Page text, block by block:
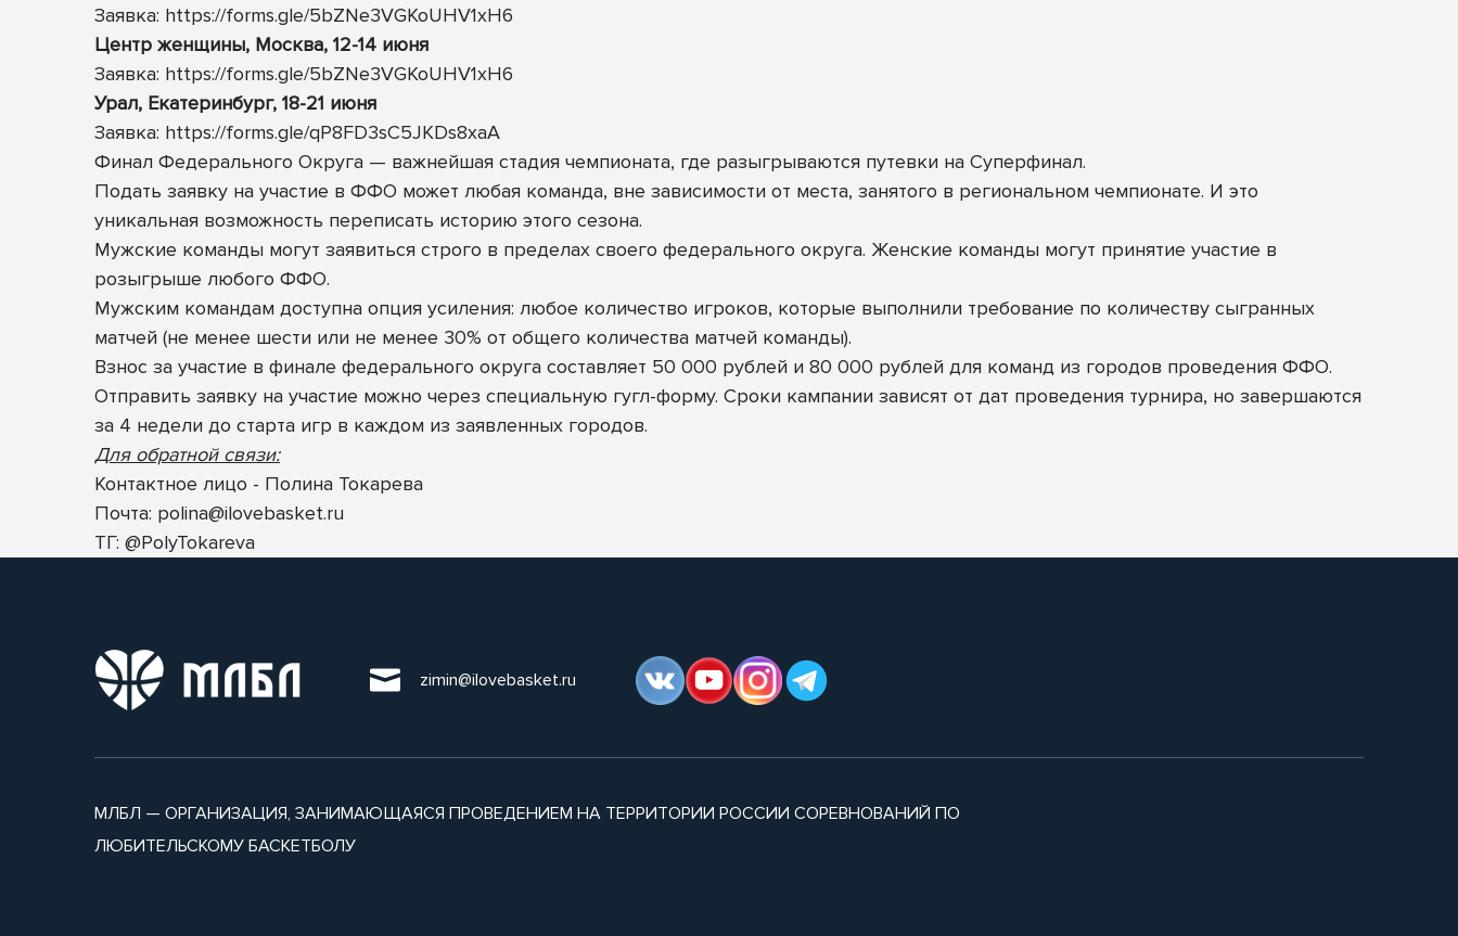
Заявка: https://forms.gle/5bZNe3VGKoUHV1xH6
Центр женщины, Москва, 12-14 июня
Заявка: https://forms.gle/5bZNe3VGKoUHV1xH6
Урал, Екатеринбург, 18-21 июня
Заявка: https://forms.gle/qP8FD3sC5JKDs8xaA
Финал Федерального Округа — важнейшая стадия чемпионата, где разыгрываются путевки на Суперфинал.
Подать заявку на участие в ФФО может любая команда, вне зависимости от места, занятого в региональном чемпионате. И это
уникальная возможность переписать историю этого сезона.
Мужские команды могут заявиться строго в пределах своего федерального округа. Женские команды могут принятие участие в
розыгрыше любого ФФО.
Мужским командам доступна опция усиления: любое количество игроков, которые выполнили требование по количеству сыгранных
матчей (не менее шести или не менее 30% от общего количества матчей команды).
Взнос за участие в финале федерального округа составляет 50 000 рублей и 80 000 рублей для команд из городов проведения ФФО.
Отправить заявку на участие можно через специальную гугл-форму. Сроки кампании зависят от дат проведения турнира, но завершаются
за 4 недели до старта игр в каждом из заявленных городов.
Для обратной связи:
Контактное лицо - Полина Токарева
Почта: polina@ilovebasket.ru
ТГ: @PolyTokareva
zimin@ilovebasket.ru
МЛБЛ — ОРГАНИЗАЦИЯ, ЗАНИМАЮЩАЯСЯ ПРОВЕДЕНИЕМ НА ТЕРРИТОРИИ РОССИИ СОРЕВНОВАНИЙ ПО
ЛЮБИТЕЛЬСКОМУ БАСКЕТБОЛУ